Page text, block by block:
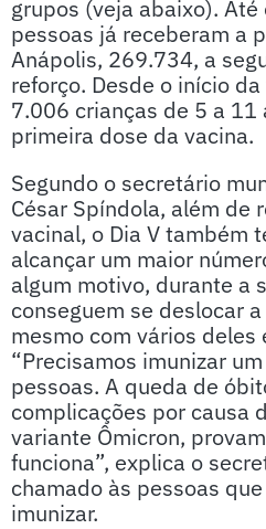
grupos (veja abaixo).
pessoas já receberam a
Anápolis, 269.734, a
reforço. Desde o início
7.006 crianças de 5 a 11
primeira dose da vacina.
Segundo o secretário
César Spíndola, além de
vacinal, o Dia V também
alcançar um maior
algum motivo, durante a
conseguem se deslocar
mesmo com vários
“Precisamos imunizar
pessoas. A queda de
complicações por causa
variante Ômicron,
funciona”, explica o
chamado às pessoas
imunizar.